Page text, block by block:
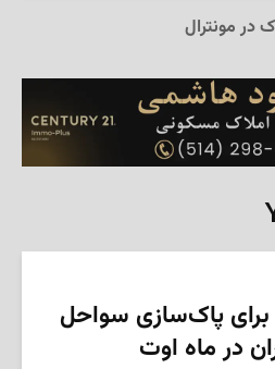
در مونترال
پاک‌سازی سواحل
در ماه اوت